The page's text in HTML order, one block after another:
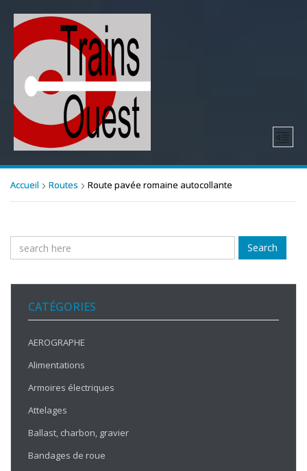
Accueil Routes Route pavée romaine autocollante
Search
CATÉGORIES
AEROGRAPHE
Alimentations
Armoires électriques
Attelages
Ballast, charbon, gravier
Bandages de roue